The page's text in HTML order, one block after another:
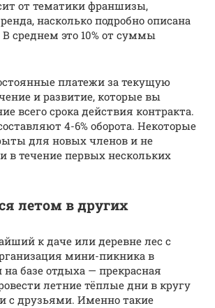
от тематики франшизы,
насколько подробно описана
среднем это 10% от суммы
платежи за текущую
и развитие, которые вы
всего срока действия контракта.
4-6% оборота. Некоторые
для новых членов и не
в течение первых нескольких
летом в других
к даче или деревне лес с
мини-пикника в
на базе отдыха — прекрасная
летние тёплые дни в кругу
с друзьями. Именно такие